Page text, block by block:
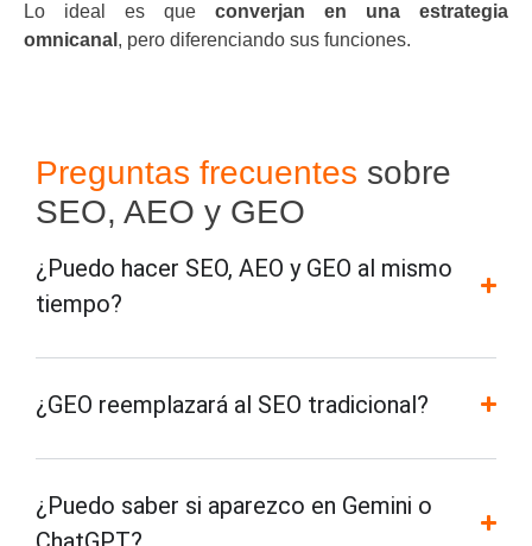
Lo ideal es que converjan en una estrategia
omnicanal , pero diferenciando sus funciones.
Preguntas frecuentes sobre
SEO, AEO y GEO
¿Puedo hacer SEO, AEO y GEO al mismo
tiempo?
¿GEO reemplazará al SEO tradicional?
¿Puedo saber si aparezco en Gemini o